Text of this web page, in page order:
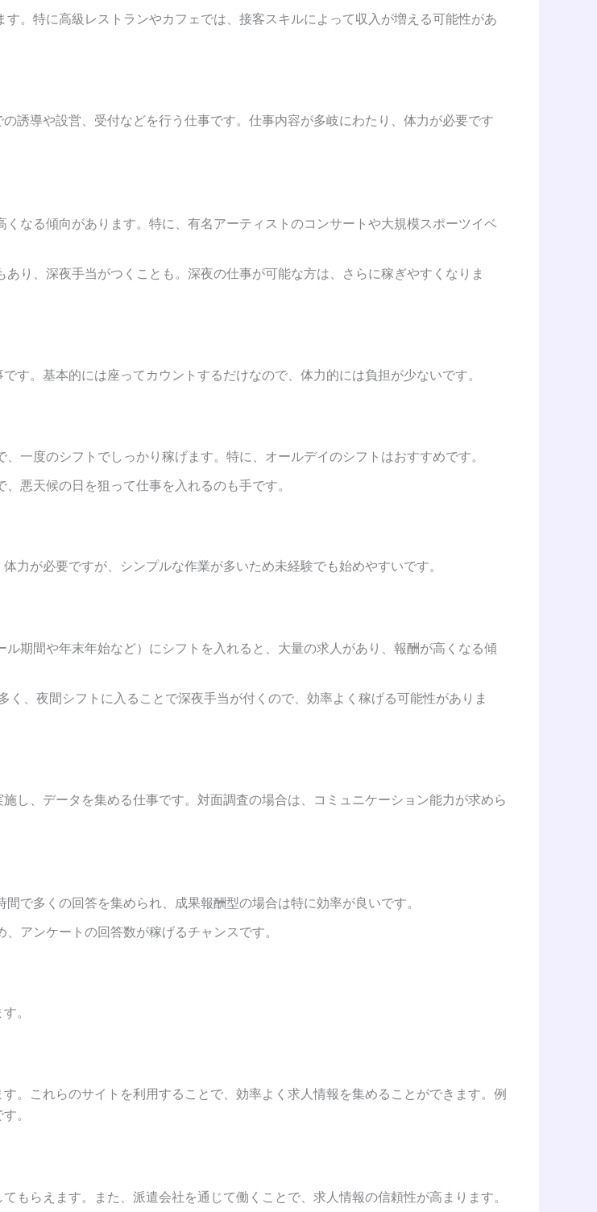
す。特に高級レストランやカフェでは、接客スキルによって収入が増える可能性があ
誘導や設営、受付などを行う仕事です。仕事内容が多岐にわたり、体力が必要です
くなる傾向があります。特に、有名アーティストのコンサートや大規模スポーツイベ
あり、深夜手当がつくことも。深夜の仕事が可能な方は、さらに稼ぎやすくなりま
す。基本的には座ってカウントするだけなので、体力的には負担が少ないです。
、一度のシフトでしっかり稼げます。特に、オールデイのシフトはおすすめです。
悪天候の日を狙って仕事を入れるのも手です。
力が必要ですが、シンプルな作業が多いため未経験でも始めやすいです。
ル期間や年末年始など）にシフトを入れると、大量の求人があり、報酬が高くなる傾
く、夜間シフトに入ることで深夜手当が付くので、効率よく稼げる可能性がありま
し、データを集める仕事です。対面調査の場合は、コミュニケーション能力が求めら
間で多くの回答を集められ、成果報酬型の場合は特に効率が良いです。
アンケートの回答数が稼げるチャンスです。
。
。これらのサイトを利用することで、効率よく求人情報を集めることができます。例
。
もらえます。また、派遣会社を通じて働くことで、求人情報の信頼性が高まります。